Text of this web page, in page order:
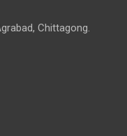
Chittagong.